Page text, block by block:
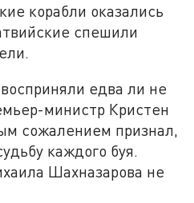
корабли оказались
спешили
едва ли не
министр Кристен
сожалением признал,
каждого буя.
Шахназарова не